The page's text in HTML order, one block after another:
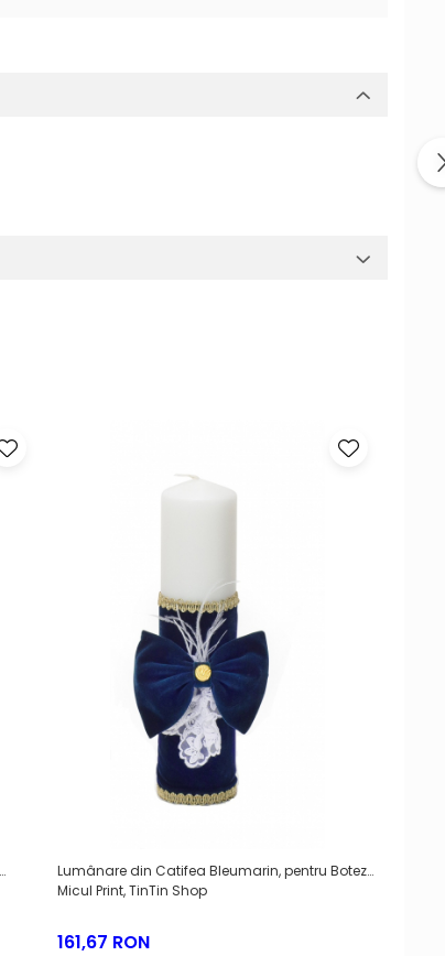
Lumânare din Catifea Bleumarin, pentru Botez
Micul Print, TinTin Shop
161,67 RON